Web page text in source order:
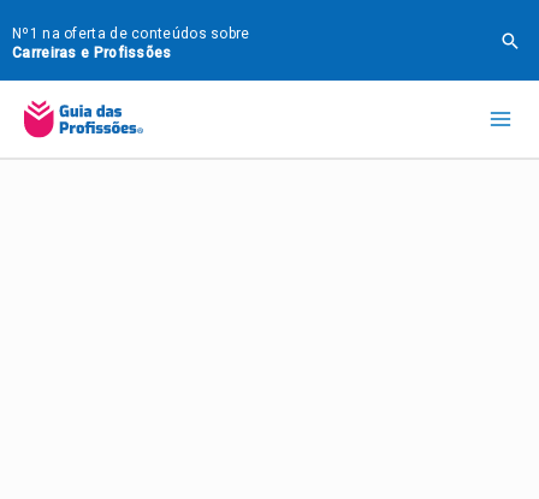
para
o
conteúdo
Nº1 na oferta de conteúdos sobre
Carreiras e Profissões